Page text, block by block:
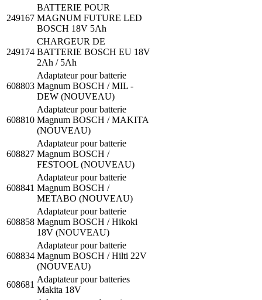
249167
BATTERIE POUR
MAGNUM FUTURE LED
BOSCH 18V 5Ah
249174
CHARGEUR DE
BATTERIE BOSCH EU 18V
2Ah / 5Ah
608803
Adaptateur pour batterie
Magnum BOSCH / MIL -
DEW (NOUVEAU)
608810
Adaptateur pour batterie
Magnum BOSCH / MAKITA
(NOUVEAU)
608827
Adaptateur pour batterie
Magnum BOSCH /
FESTOOL (NOUVEAU)
608841
Adaptateur pour batterie
Magnum BOSCH /
METABO (NOUVEAU)
608858
Adaptateur pour batterie
Magnum BOSCH / Hikoki
18V (NOUVEAU)
608834
Adaptateur pour batterie
Magnum BOSCH / Hilti 22V
(NOUVEAU)
608681
Adaptateur pour batteries
Makita 18V